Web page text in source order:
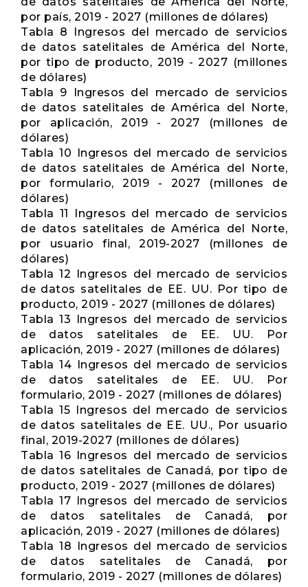
por país, 2019 - 2027 (millones de dólares)
Tabla 8 Ingresos del mercado de servicios
de datos satelitales de América del Norte,
por tipo de producto, 2019 - 2027 (millones
de dólares)
Tabla 9 Ingresos del mercado de servicios
de datos satelitales de América del Norte,
por aplicación, 2019 - 2027 (millones de
dólares)
Tabla 10 Ingresos del mercado de servicios
de datos satelitales de América del Norte,
por formulario, 2019 - 2027 (millones de
dólares)
Tabla 11 Ingresos del mercado de servicios
de datos satelitales de América del Norte,
por usuario final, 2019-2027 (millones de
dólares)
Tabla 12 Ingresos del mercado de servicios
de datos satelitales de EE. UU. Por tipo de
producto, 2019 - 2027 (millones de dólares)
Tabla 13 Ingresos del mercado de servicios
de datos satelitales de EE. UU. Por
aplicación, 2019 - 2027 (millones de dólares)
Tabla 14 Ingresos del mercado de servicios
de datos satelitales de EE. UU. Por
formulario, 2019 - 2027 (millones de dólares)
Tabla 15 Ingresos del mercado de servicios
de datos satelitales de EE. UU., Por usuario
final, 2019-2027 (millones de dólares)
Tabla 16 Ingresos del mercado de servicios
de datos satelitales de Canadá, por tipo de
producto, 2019 - 2027 (millones de dólares)
Tabla 17 Ingresos del mercado de servicios
de datos satelitales de Canadá, por
aplicación, 2019 - 2027 (millones de dólares)
Tabla 18 Ingresos del mercado de servicios
de datos satelitales de Canadá, por
formulario, 2019 - 2027 (millones de dólares)